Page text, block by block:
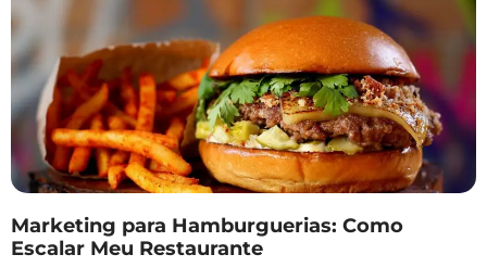
Marketing para Hamburguerias: Como
Escalar Meu Restaurante